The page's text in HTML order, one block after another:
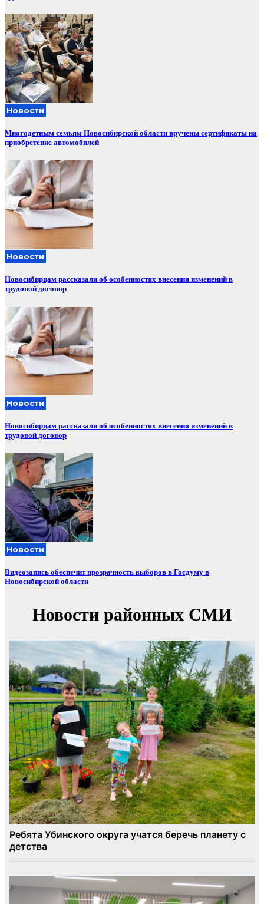
Новости
Многодетным семьям Новосибирской области вручены сертификаты на
приобретение автомобилей
Новости
Новосибирцам рассказали об особенностях внесения изменений в
трудовой договор
Новости
Новосибирцам рассказали об особенностях внесения изменений в
трудовой договор
Новости
Видеозапись обеспечит прозрачность выборов в Госдуму в
Новосибирской области